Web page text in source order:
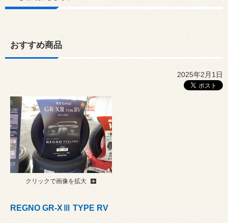
おすすめ商品
2025年2月1日
クリックで画像を拡大
REGNO GR-XⅢ TYPE RV